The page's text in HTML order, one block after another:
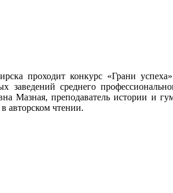
проходит конкурс «Грани
среднего
Мазная, преподаватель истории и
авторском чтении.